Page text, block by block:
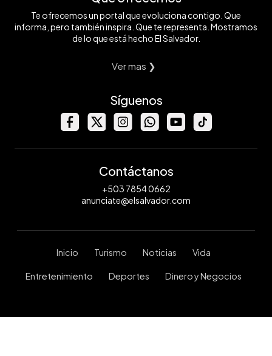
Te ofrecemos un portal que evoluciona contigo. Que
informa, pero también inspira. Que te representa. Mostramos
de lo que está hecho El Salvador.
Ver mas ❯
Síguenos
Contáctanos
+503 7854 0662
anunciate@elsalvador.com
Inicio Turismo Noticias Vida
Entretenimiento Deportes Dinero y Negocios